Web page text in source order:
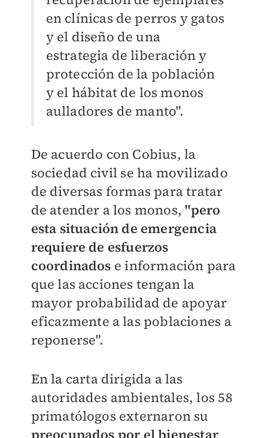
en clínicas de perros y gatos
y el diseño de una
estrategia de liberación y
protección de la población
y el hábitat de los monos
aulladores de manto".
De acuerdo con Cobius, la
sociedad civil se ha movilizado
de diversas formas para tratar
de atender a los monos, "pero
esta situación de emergencia
requiere de esfuerzos
coordinados e información para
que las acciones tengan la
mayor probabilidad de apoyar
eficazmente a las poblaciones a
reponerse".
En la carta dirigida a las
autoridades ambientales, los 58
primatólogos externaron su